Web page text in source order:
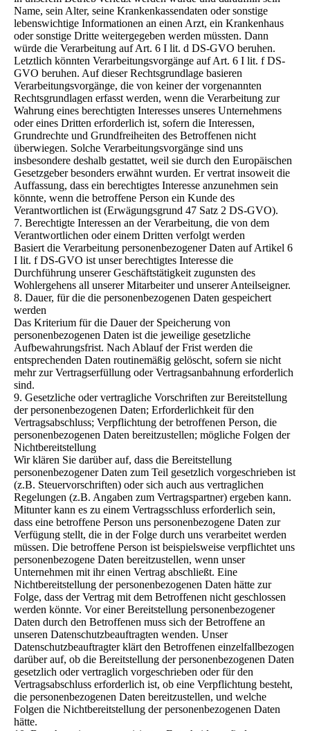
Name, sein Alter, seine Krankenkassendaten oder sonstige
lebenswichtige Informationen an einen Arzt, ein Krankenhaus
oder sonstige Dritte weitergegeben werden müssten. Dann
würde die Verarbeitung auf Art. 6 I lit. d DS-GVO beruhen.
Letztlich könnten Verarbeitungsvorgänge auf Art. 6 I lit. f DS-
GVO beruhen. Auf dieser Rechtsgrundlage basieren
Verarbeitungsvorgänge, die von keiner der vorgenannten
Rechtsgrundlagen erfasst werden, wenn die Verarbeitung zur
Wahrung eines berechtigten Interesses unseres Unternehmens
oder eines Dritten erforderlich ist, sofern die Interessen,
Grundrechte und Grundfreiheiten des Betroffenen nicht
überwiegen. Solche Verarbeitungsvorgänge sind uns
insbesondere deshalb gestattet, weil sie durch den Europäischen
Gesetzgeber besonders erwähnt wurden. Er vertrat insoweit die
Auffassung, dass ein berechtigtes Interesse anzunehmen sein
könnte, wenn die betroffene Person ein Kunde des
Verantwortlichen ist (Erwägungsgrund 47 Satz 2 DS-GVO).
7. Berechtigte Interessen an der Verarbeitung, die von dem
Verantwortlichen oder einem Dritten verfolgt werden
Basiert die Verarbeitung personenbezogener Daten auf Artikel 6
I lit. f DS-GVO ist unser berechtigtes Interesse die
Durchführung unserer Geschäftstätigkeit zugunsten des
Wohlergehens all unserer Mitarbeiter und unserer Anteilseigner.
8. Dauer, für die die personenbezogenen Daten gespeichert
werden
Das Kriterium für die Dauer der Speicherung von
personenbezogenen Daten ist die jeweilige gesetzliche
Aufbewahrungsfrist. Nach Ablauf der Frist werden die
entsprechenden Daten routinemäßig gelöscht, sofern sie nicht
mehr zur Vertragserfüllung oder Vertragsanbahnung erforderlich
sind.
9. Gesetzliche oder vertragliche Vorschriften zur Bereitstellung
der personenbezogenen Daten; Erforderlichkeit für den
Vertragsabschluss; Verpflichtung der betroffenen Person, die
personenbezogenen Daten bereitzustellen; mögliche Folgen der
Nichtbereitstellung
Wir klären Sie darüber auf, dass die Bereitstellung
personenbezogener Daten zum Teil gesetzlich vorgeschrieben ist
(z.B. Steuervorschriften) oder sich auch aus vertraglichen
Regelungen (z.B. Angaben zum Vertragspartner) ergeben kann.
Mitunter kann es zu einem Vertragsschluss erforderlich sein,
dass eine betroffene Person uns personenbezogene Daten zur
Verfügung stellt, die in der Folge durch uns verarbeitet werden
müssen. Die betroffene Person ist beispielsweise verpflichtet uns
personenbezogene Daten bereitzustellen, wenn unser
Unternehmen mit ihr einen Vertrag abschließt. Eine
Nichtbereitstellung der personenbezogenen Daten hätte zur
Folge, dass der Vertrag mit dem Betroffenen nicht geschlossen
werden könnte. Vor einer Bereitstellung personenbezogener
Daten durch den Betroffenen muss sich der Betroffene an
unseren Datenschutzbeauftragten wenden. Unser
Datenschutzbeauftragter klärt den Betroffenen einzelfallbezogen
darüber auf, ob die Bereitstellung der personenbezogenen Daten
gesetzlich oder vertraglich vorgeschrieben oder für den
Vertragsabschluss erforderlich ist, ob eine Verpflichtung besteht,
die personenbezogenen Daten bereitzustellen, und welche
Folgen die Nichtbereitstellung der personenbezogenen Daten
hätte.